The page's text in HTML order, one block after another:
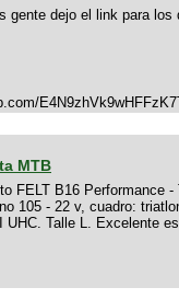
gente dejo el link para los
MTB
FELT B16 Performance
105 - 22 v, cuadro:
UHC. Talle L. Excelente